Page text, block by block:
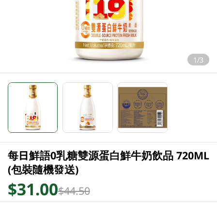
1/3
每日鮮語0乳糖雙源蛋白鮮牛奶飲品 720ML
(包裝隨機發送)
$31.00$44.50